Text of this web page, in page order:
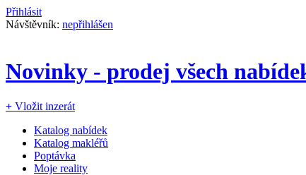
Přihlásit
Návštěvník: nepřihlášen
Novinky - prodej všech
+ Vložit inzerát
Katalog nabídek
Katalog makléřů
Poptávka
Moje reality